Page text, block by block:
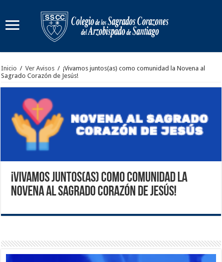
Inicio / Ver Avisos / ¡Vivamos juntos(as) como comunidad la Novena al
Sagrado Corazón de Jesús!
¡Vivamos juntos(as) como comunidad la
Novena al Sagrado Corazón de Jesús!